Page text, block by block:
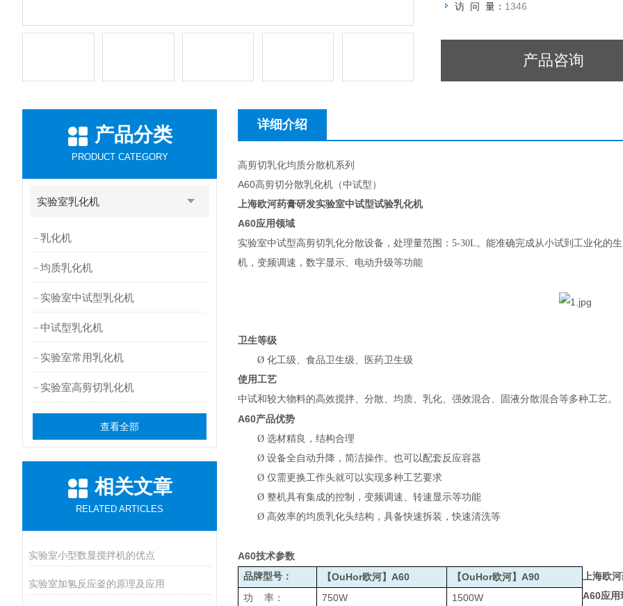
访 问 量： 1346
产品咨询
产品分类
PRODUCT CATEGORY
实验室乳化机
乳化机
均质乳化机
实验室中试型乳化机
中试型乳化机
实验室常用乳化机
实验室高剪切乳化机
查看全部
相关文章
RELATED ARTICLES
实验室小型数显搅拌机的优点
实验室加氢反应釜的原理及应用
详细介绍
高剪切乳化均质分散机系列
A60高剪切分散乳化机（中试型）
上海欧河药膏研发实验室中试型试验乳化机
A60应用领域
实验室中试型高剪切乳化分散设备，处理量范围：5-30L。能准确完成从小试到工业化的
机，变频调速，数字显示、电动升级等功能
卫生等级
Ø 化工级、食品卫生级、医药卫生级
使用工艺
中试和较大物料的高效搅拌、分散、均质、乳化、强效混合、固液分散混合等多种工艺。
A60产品优势
Ø 选材精良，结构合理
Ø 设备全自动升降，简洁操作。也可以配套反应容器
Ø 仅需更换工作头就可以实现多种工艺要求
Ø 整机具有集成的控制，变频调速、转速显示等功能
Ø 高效率的均质乳化头结构，具备快速拆装，快速清洗等
A60技术参数
品牌型号：
【OuHor欧河】 A60 【OuHor欧河】 A90
功 率： 750W 1500W
上海欧
A60应用